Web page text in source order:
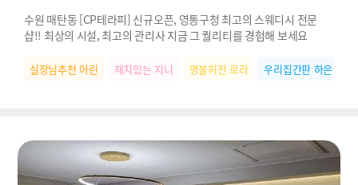
수원 매탄동 [CP테라피] 신규오픈, 영통구청 최고의 스웨디시 전문
샵!! 최상의 시설, 최고의 관리사 지금 그 퀄리티를 경험해 보세요
실장님추천 아린 재치있는 지니 명불허전 로라 우리집간판 하은